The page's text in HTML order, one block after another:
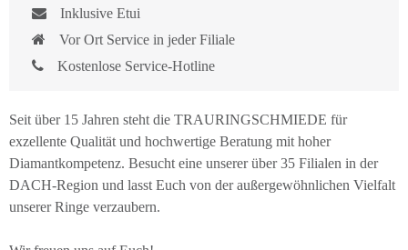
Inklusive Etui
Vor Ort Service in jeder Filiale
Kostenlose Service-Hotline
Seit über 15 Jahren steht die TRAURINGSCHMIEDE für
exzellente Qualität und hochwertige Beratung mit hoher
Diamantkompetenz. Besucht eine unserer über 35 Filialen in der
DACH-Region und lasst Euch von der außergewöhnlichen Vielfalt
unserer Ringe verzaubern.